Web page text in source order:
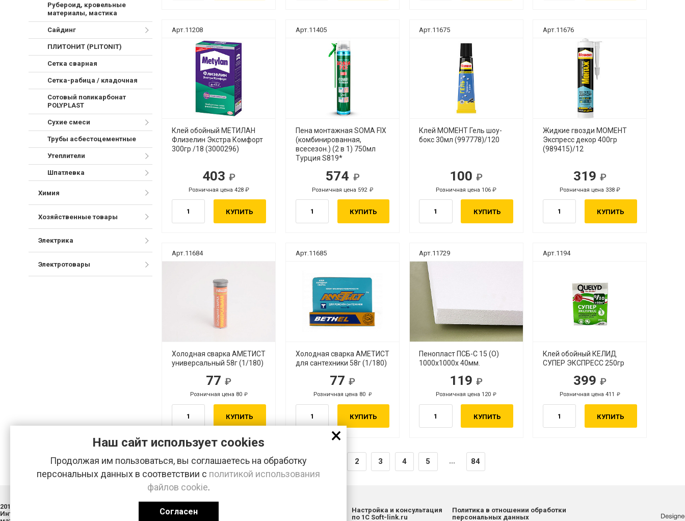
Арт.11208
Клей обойный МЕТИЛАН
Флизелин Экстра Комфорт
300гр /18 (3000296)
403
Розничная цена 428
КУПИТЬ
Арт.11405
Пена монтажная SOMA FIX
(комбинированная,
всесезон.) (2 в 1) 750мл
Турция S819*
574
руб.
Розничная цена 592
КУПИТЬ
Арт.11675
Клей МОМЕНТ Гель шоу-
бокс 30мл (997778)/120
100
руб.
Розничная цена 106
руб.
КУПИТЬ
Арт.11676
Жидкие гвозди МОМЕНТ
Экспресс декор 400гр
(989415)/12
319
руб.
Розничная цена 338
руб.
КУПИТЬ
Арт.11684
Холодная сварка АМЕТИСТ
универсальный 58г (1/180)
77
Розничная цена 80
КУПИТЬ
Арт.11685
Холодная сварка АМЕТИСТ
для сантехники 58г (1/180)
77
Розничная цена 80
КУПИТЬ
Арт.11729
Пенопласт ПСБ-С 15 (О)
1000х1000х 40мм.
119
руб.
Розничная цена 120
руб.
КУПИТЬ
Арт.1194
Клей обойный КЕЛИД
СУПЕР ЭКСПРЕСС 250гр
399
руб.
Розничная цена 411
руб.
КУПИТЬ
2 3 4 5 ... 84
Рубероид, кровельные
материалы, мастика
Сайдинг
ПЛИТОНИТ (PLITONIT)
Сетка сварная
Сетка-рабица / кладочная
Сотовый поликарбонат
POLYPLAST
Сухие смеси
Трубы асбестоцементные
Утеплители
Шпатлевка
Химия
Хозяйственные товары
Электрика
Электротовары
2013-2026 © Хозяйственно-строительная база «ДОКА»
Интернет-магазин строительных и отделочных
Настройка и консультация
по 1С Soft-link.ru
Политика в отношении обработки
персональных данных
×
Наш сайт использует cookies
Продолжая им пользоваться, вы соглашаетесь на обработку
персональных данных в соответствии с политикой использования
файлов cookie.
Согласен